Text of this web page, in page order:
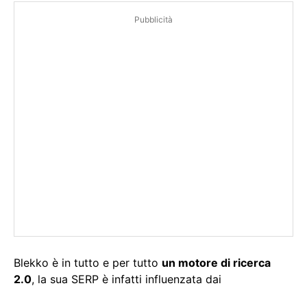
Pubblicità
Blekko è in tutto e per tutto un motore di ricerca
2.0, la sua SERP è infatti influenzata dai